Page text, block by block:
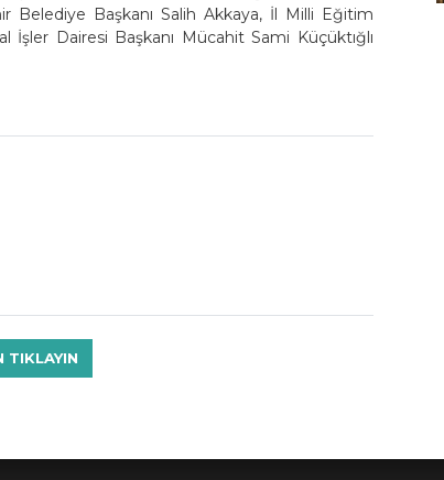
Belediye Başkanı Salih Akkaya, İl Milli Eğitim
Dairesi Başkanı Mücahit Sami Küçüktığlı
TIKLAYIN